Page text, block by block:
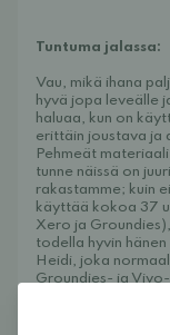
Tuntuma jalassa:
Vau, mikä ihana
hyvä jopa leveälle
haluaa, kun on
erittäin joustava ja
Pehmeät
tunne näissä on
rakastamme; kuin
käyttää kokoa 37
Xero ja
todella hyvin
Heidi, joka
Groundies- ja